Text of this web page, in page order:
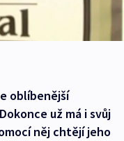
oblíbenější
už má i svůj
něj chtějí jeho